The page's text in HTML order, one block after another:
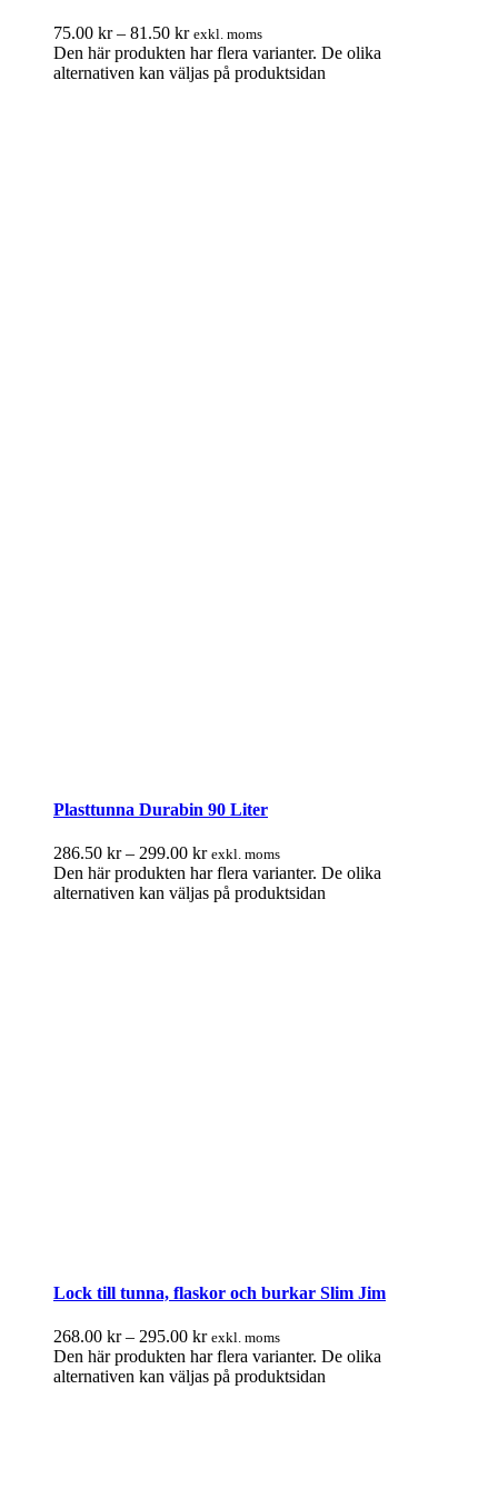
75.00 kr– 81.50 kr exkl. moms
Den här produkten har flera varianter. De olika
alternativen kan väljas på produktsidan
Plasttunna Durabin 90 Liter
286.50 kr– 299.00 kr exkl. moms
Den här produkten har flera varianter. De olika
alternativen kan väljas på produktsidan
Lock till tunna, flaskor och burkar Slim Jim
268.00 kr– 295.00 kr exkl. moms
Den här produkten har flera varianter. De olika
alternativen kan väljas på produktsidan